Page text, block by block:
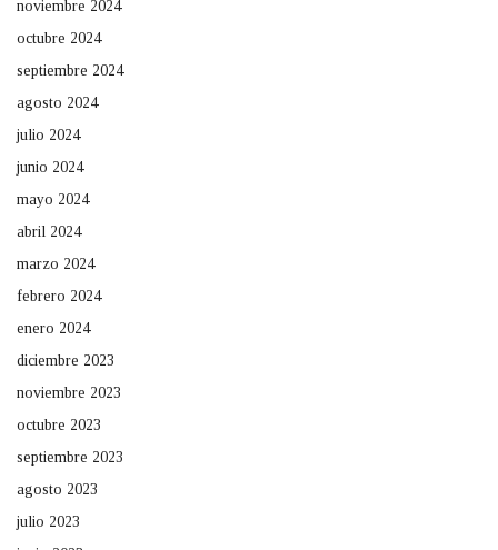
noviembre 2024
octubre 2024
septiembre 2024
agosto 2024
julio 2024
junio 2024
mayo 2024
abril 2024
marzo 2024
febrero 2024
enero 2024
diciembre 2023
noviembre 2023
octubre 2023
septiembre 2023
agosto 2023
julio 2023